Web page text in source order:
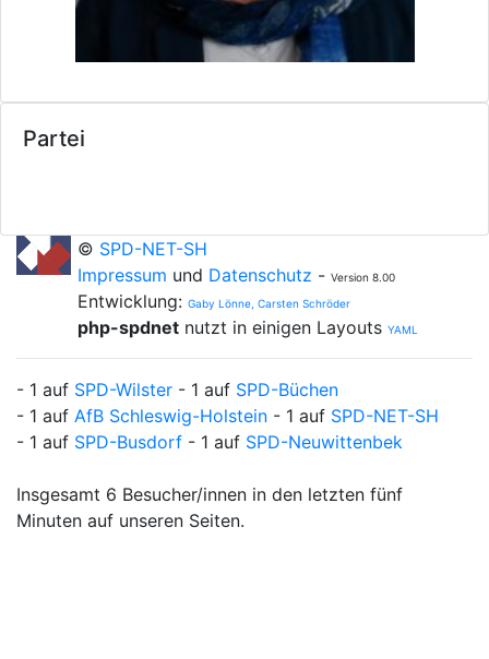
Partei
© SPD-NET-SH
Impressum und Datenschutz - Version 8.00
Entwicklung: Gaby Lönne, Carsten Schröder
php-spdnet nutzt in einigen Layouts YAML
- 1 auf SPD-Wilster - 1 auf SPD-Büchen
- 1 auf AfB Schleswig-Holstein - 1 auf SPD-NET-SH
- 1 auf SPD-Busdorf - 1 auf SPD-Neuwittenbek
Insgesamt 6 Besucher/innen in den letzten fünf
Minuten auf unseren Seiten.